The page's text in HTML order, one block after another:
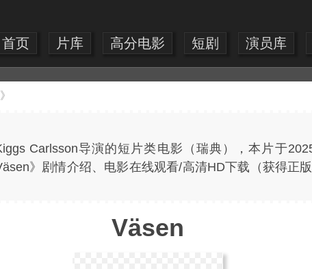
首页 片库 高分电影 短剧 演员库
Carlsson导演的短片类电影（瑞典），本片于
》剧情介绍、电影在线观看/高清HD下载（获得正
Väsen